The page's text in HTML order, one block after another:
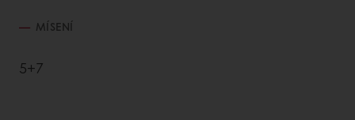
MÍSENÍ
5+7